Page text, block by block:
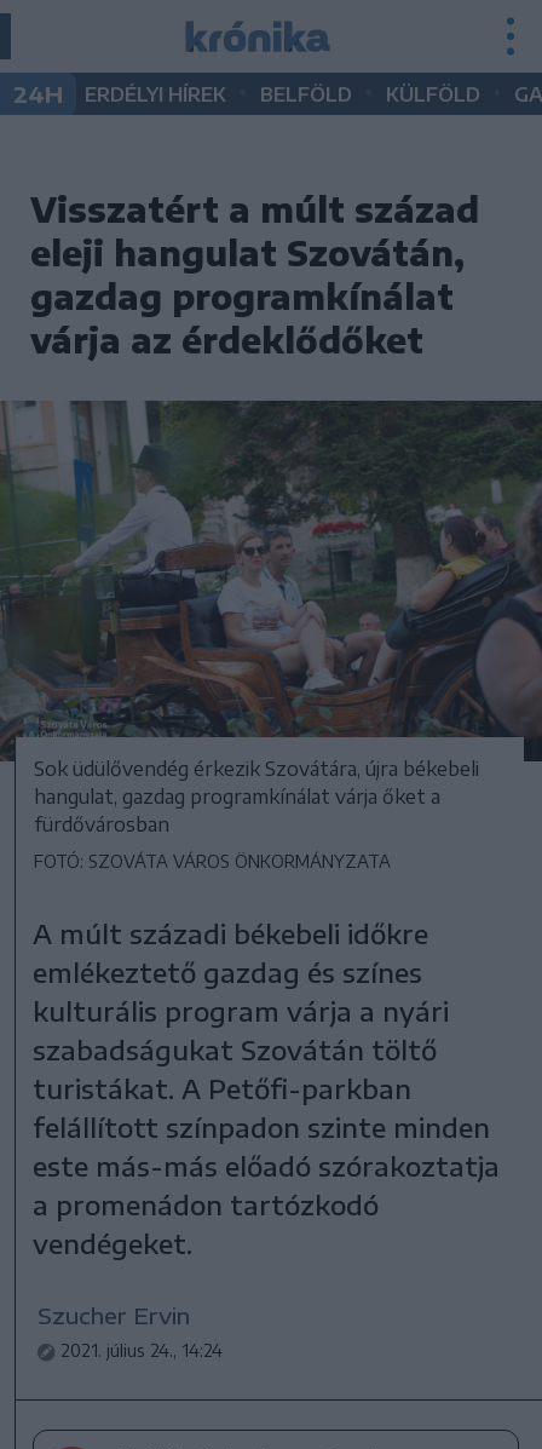
24H ERDÉLYI HÍREK BELFÖLD KÜLFÖLD
Visszatért a múlt század
eleji hangulat Szovátán,
gazdag programkínálat
várja az érdeklődőket
Sok üdülővendég érkezik Szovátára, újra békebeli
hangulat, gazdag programkínálat várja őket a
fürdővárosban
FOTÓ: SZOVÁTA VÁROS ÖNKORMÁNYZATA
A múlt századi békebeli időkre
emlékeztető gazdag és színes
kulturális program várja a nyári
szabadságukat Szovátán töltő
turistákat. A Petőfi-parkban
felállított színpadon szinte minden
este más-más előadó szórakoztatja
a promenádon tartózkodó
vendégeket.
Szucher Ervin
2021. július 24., 14:24